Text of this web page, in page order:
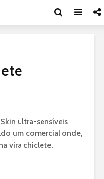
ultra-sensíveis
um comercial onde,
vira chiclete.